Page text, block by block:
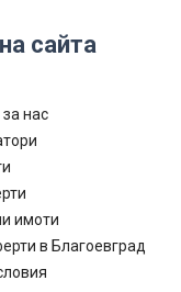
сайта
нас
имоти
в Благоевград